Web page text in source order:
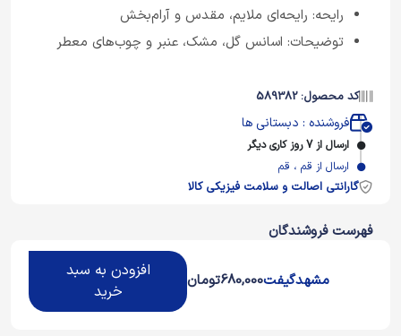
رایحه: رایحه‌ای ملایم، مقدس و آرام‌بخش
توضیحات: اسانس‌ گل‌، مشک، عنبر و چوب‌های معطر
کد محصول: 589382
فروشنده : دبستانی ها
ارسال از 7 روز کاری دیگر
ارسال از قم ، قم
گارانتی اصالت و سلامت فیزیکی کالا
فهرست فروشندگان
مشهدگیفت680,000تومان
افزودن به سبد
خرید